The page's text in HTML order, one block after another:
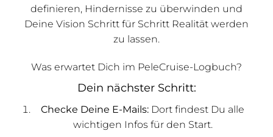
definieren, Hindernisse zu überwinden und
Deine Vision Schritt für Schritt Realität werden
zu lassen.
Was erwartet Dich im PeleCruise-Logbuch?
Dein nächster Schritt:
Checke Deine E-Mails: Dort findest Du alle
wichtigen Infos für den Start.